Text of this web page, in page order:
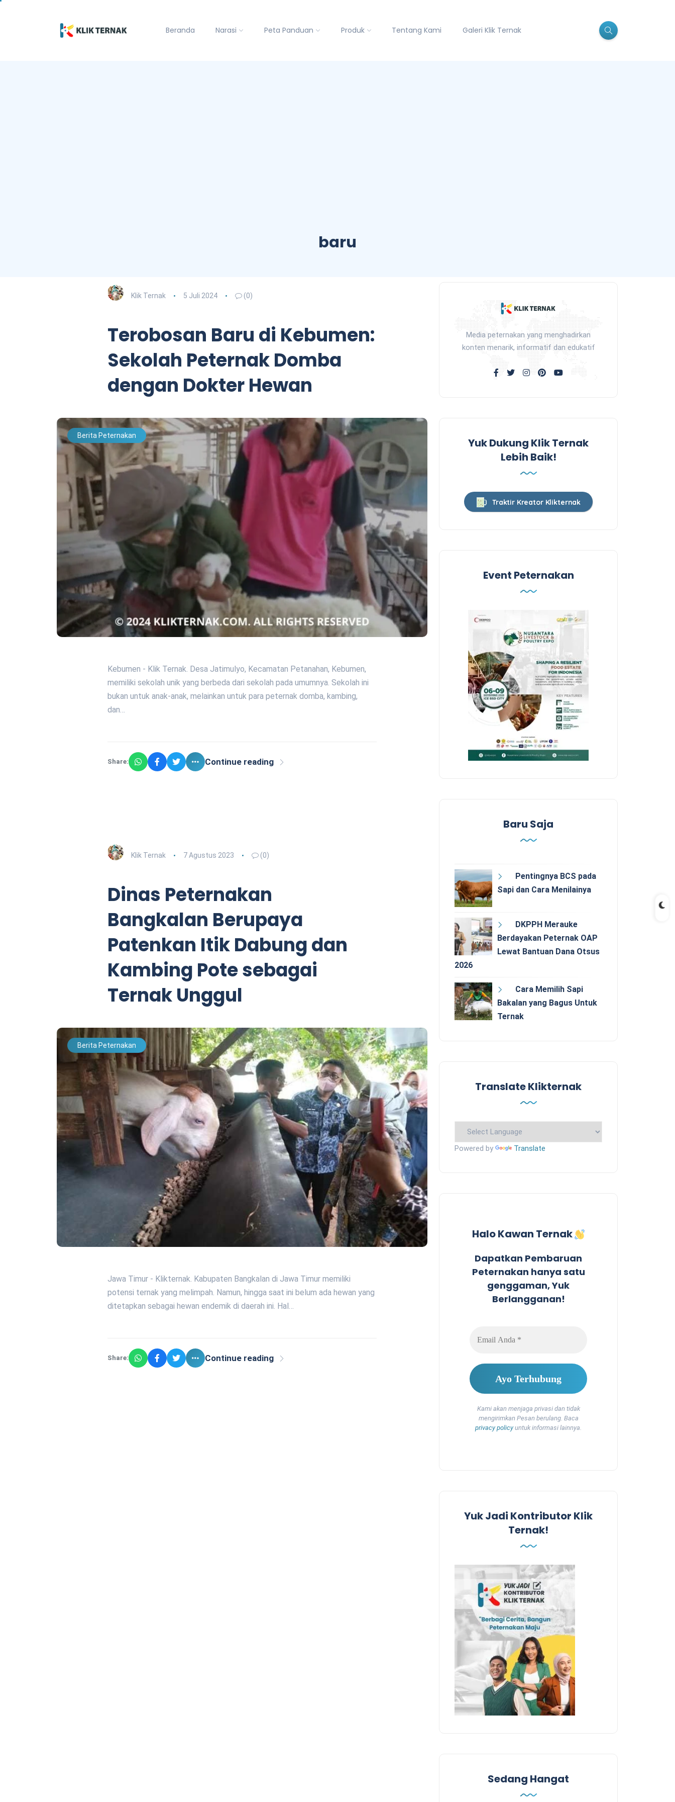
Beranda Narasi Peta Panduan Produk Tentang Kami Galeri Klik Ternak
baru
Klik Ternak 5 Juli 2024 (0)
Terobosan Baru di Kebumen:
Sekolah Peternak Domba
dengan Dokter Hewan
Berita Peternakan
Kebumen - Klik Ternak. Desa Jatimulyo, Kecamatan Petanahan, Kebumen,
memiliki sekolah unik yang berbeda dari sekolah pada umumnya. Sekolah ini
bukan untuk anak-anak, melainkan untuk para peternak domba, kambing,
dan…
Share: Continue reading
Klik Ternak 7 Agustus 2023 (0)
Dinas Peternakan
Bangkalan Berupaya
Patenkan Itik Dabung dan
Kambing Pote sebagai
Ternak Unggul
Berita Peternakan
Jawa Timur - Klikternak. Kabupaten Bangkalan di Jawa Timur memiliki
potensi ternak yang melimpah. Namun, hingga saat ini belum ada hewan yang
ditetapkan sebagai hewan endemik di daerah ini. Hal…
Share: Continue reading
Media peternakan yang menghadirkan
konten menarik, informatif dan edukatif
Yuk Dukung Klik Ternak
Lebih Baik!
Traktir Kreator Klikternak
Event Peternakan
Baru Saja
Pentingnya BCS pada
Sapi dan Cara Menilainya
DKPPH Merauke
Berdayakan Peternak OAP
Lewat Bantuan Dana Otsus
2026
Cara Memilih Sapi
Bakalan yang Bagus Untuk
Ternak
Translate Klikternak
Powered by Translate
Halo Kawan Ternak
Dapatkan Pembaruan
Peternakan hanya satu
genggaman, Yuk
Berlangganan!
Kami akan menjaga privasi dan tidak
mengirimkan Pesan berulang. Baca
privacy policyuntuk informasi lainnya.
Yuk Jadi Kontributor Klik
Ternak!
Sedang Hangat